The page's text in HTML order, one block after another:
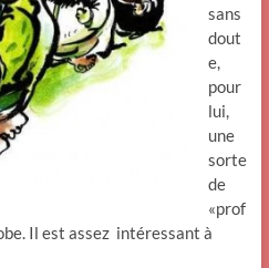
sans
dout
e,
pour
lui,
une
sorte
de
«prof
Il est assez intéressant à